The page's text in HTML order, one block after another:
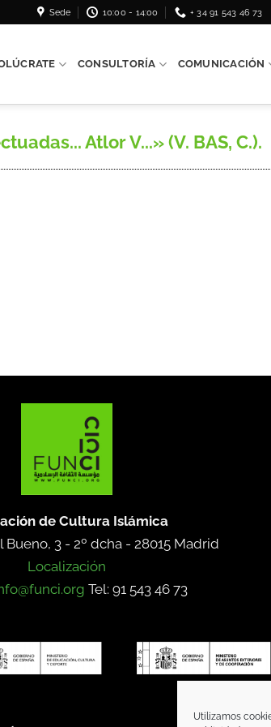
Utilizamos
Sede 10:00 - 14:00 + 34 91 543 46 73
CONSULTORÍA COMUNICACIÓN
Atlor V...» (V. BAS, C.).
de Cultura Islámica
3 - 2º dcha - 28015 Madrid
Localización
Tel: 91 543 46 73